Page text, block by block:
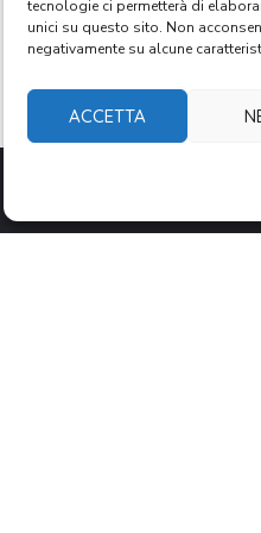
tecnologie ci permetterà di
unici su questo sito. Non
negativamente su alcune
ACCETTA